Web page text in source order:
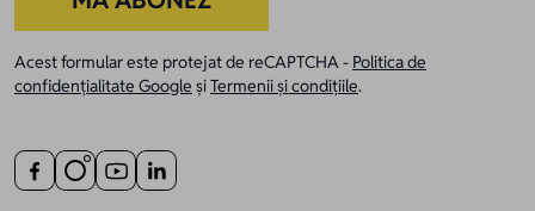
Acest formular este protejat de reCAPTCHA - Politica de
confidențialitate Google șiTermenii și condițiile.